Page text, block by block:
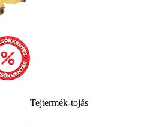
Tejtermék-tojás